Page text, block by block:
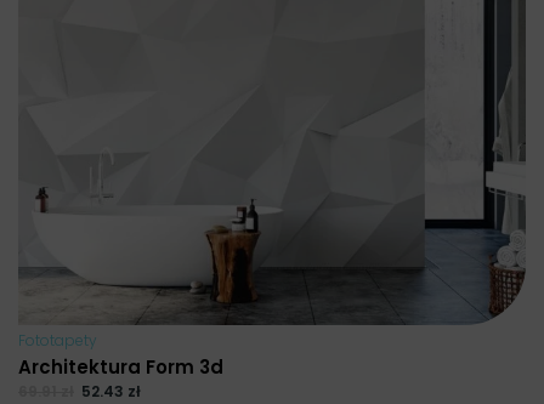
Fototapety
Architektura Form 3d
52.43 zł